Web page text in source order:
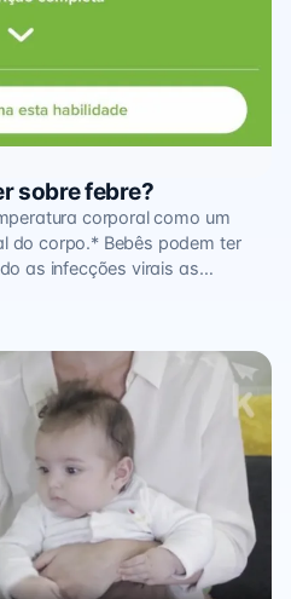
sobre febre?
corporal como um
do corpo.* Bebês podem ter
as infecções virais as…